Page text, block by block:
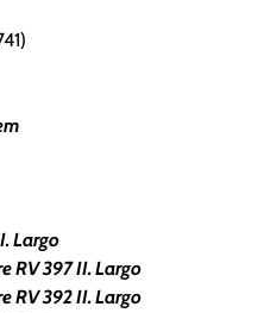
Largo
RV 397 II. Largo
RV 392 II. Largo